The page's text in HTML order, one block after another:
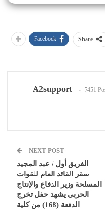
Share
Facebook
A2support 7451
NEXT POST
الفريق أول / عبد المجيد
صقر القائد العام للقوات
المسلحة وزير الدفاع والإنتاج
الحربى يشهد حفل تخرج
الدفعة (168) من كلية